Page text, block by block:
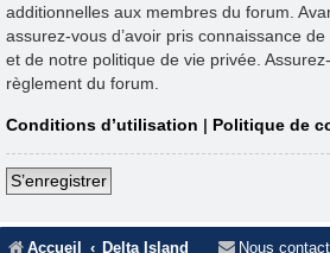
additionnelles aux membres du forum.
assurez-vous d’avoir pris connaissance
et de notre politique de vie privée.
règlement du forum.
Conditions d’utilisation | Politique de
S’enregistrer
Accueil Delta Island Nous